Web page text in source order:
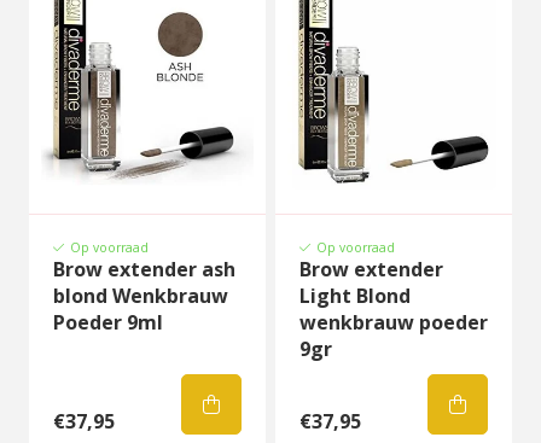
Op voorraad
Brow extender ash
blond Wenkbrauw
Poeder 9ml
€37,95
Op voorraad
Brow extender
Light Blond
wenkbrauw poeder
9gr
€37,95